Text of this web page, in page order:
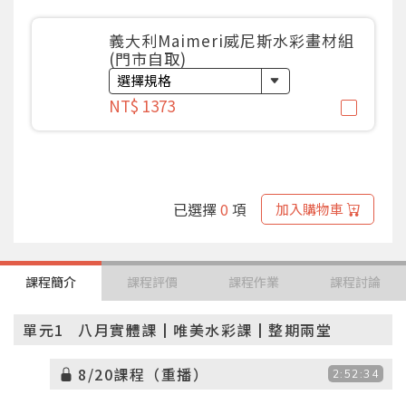
義大利Maimeri威尼斯水彩畫材組
(門市自取)
NT$ 1373
已選擇0 項 加入購物車
課程簡介 課程評價 課程作業 課程討論
單元1 八月實體課┃唯美水彩課┃整期兩堂
8/20課程（重播） 2:52:34